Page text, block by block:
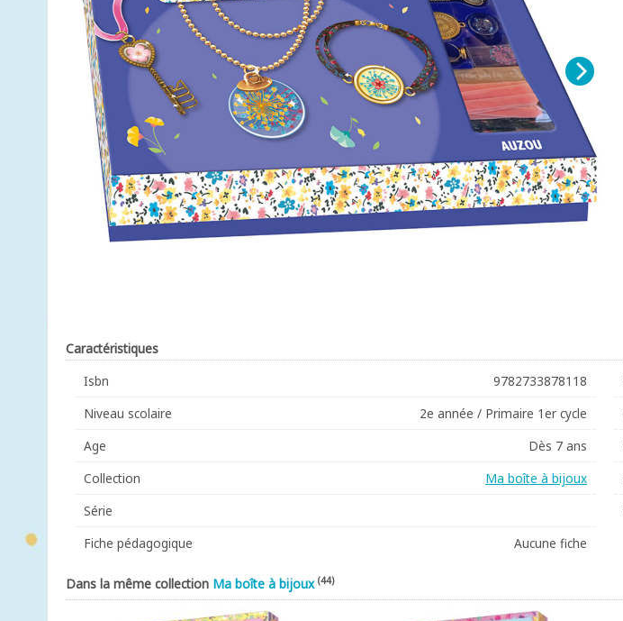
Caractéristiques
Isbn
9782733878118
Niveau scolaire
2e année / Primaire 1er cycle
Age
Dès 7 ans
Collection
Ma boîte à bijoux
Série
Fiche pédagogique
Aucune fiche
Dans la même collection Ma boîte à bijoux (44)